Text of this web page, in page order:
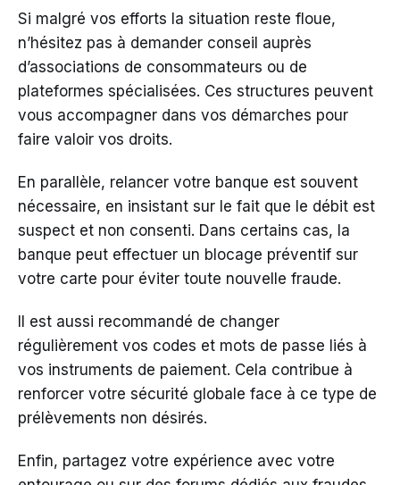
Si malgré vos efforts la situation reste floue,
n’hésitez pas à demander conseil auprès
d’associations de consommateurs ou de
plateformes spécialisées. Ces structures peuvent
vous accompagner dans vos démarches pour
faire valoir vos droits.
En parallèle, relancer votre banque est souvent
nécessaire, en insistant sur le fait que le débit est
suspect et non consenti. Dans certains cas, la
banque peut effectuer un blocage préventif sur
votre carte pour éviter toute nouvelle fraude.
Il est aussi recommandé de changer
régulièrement vos codes et mots de passe liés à
vos instruments de paiement. Cela contribue à
renforcer votre sécurité globale face à ce type de
prélèvements non désirés.
Enfin, partagez votre expérience avec votre